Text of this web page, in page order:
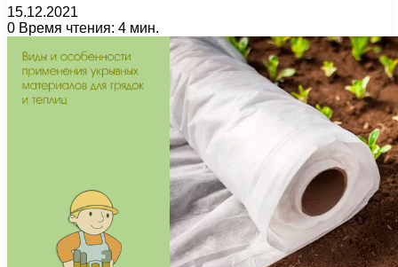
15.12.2021
0 Время чтения: 4 мин.